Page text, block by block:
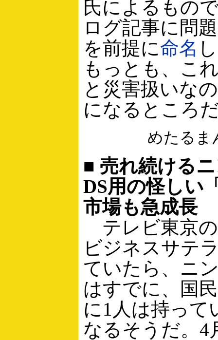
氏によるもの
ログ記事に問
を前提に命名
もっとも、こ
と災害扱いな
になるところ
めたるま
■ 売れ続ける
DS用の怪しい
市場も急成長
テレビ東京
ビジネスサテ
ていたら、ニ
はすでに、国
に1人は持って
なるそうだ。4